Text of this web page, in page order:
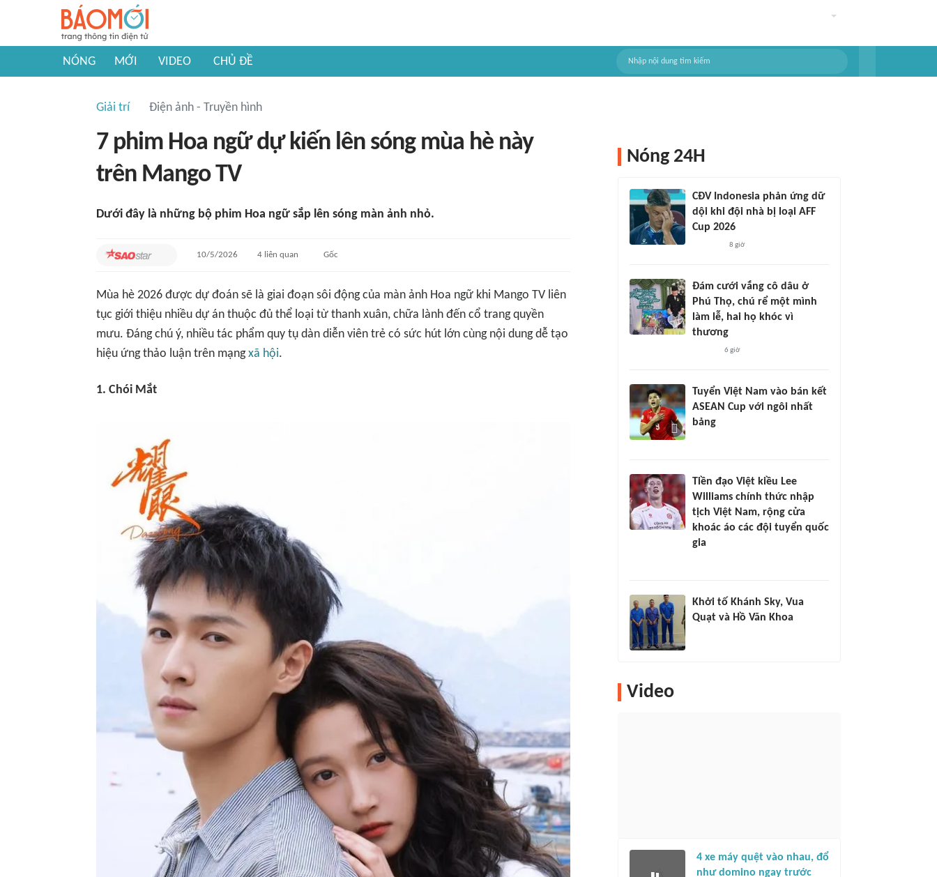
NÓNG MỚI VIDEO CHỦ ĐỀ
Giải trí Điện ảnh - Truyền hình
7 phim Hoa ngữ dự kiến lên sóng mùa hè này
trên Mango TV
Dưới đây là những bộ phim Hoa ngữ sắp lên sóng màn ảnh nhỏ.
10/5/2026 4liên quan Gốc
Mùa hè 2026 được dự đoán sẽ là giai đoạn sôi động của màn ảnh Hoa ngữ khi Mango TV liên
tục giới thiệu nhiều dự án thuộc đủ thể loại từ thanh xuân, chữa lành đến cổ trang quyền
mưu. Đáng chú ý, nhiều tác phẩm quy tụ dàn diễn viên trẻ có sức hút lớn cùng nội dung dễ tạo
hiệu ứng thảo luận trên mạngxã hội.
1. Chói Mắt
Nóng 24H
CĐV Indonesia phản ứng dữ
dội khi đội nhà bị loại AFF
Cup 2026
8 giờ
Đám cưới vắng cô dâu ở
Phú Thọ, chú rể một mình
làm lễ, hai họ khóc vì
thương
6 giờ
Tuyển Việt Nam vào bán kết
ASEAN Cup với ngôi nhất
bảng
Tiền đạo Việt kiều Lee
Williams chính thức nhập
tịch Việt Nam, rộng cửa
khoác áo các đội tuyển quốc
gia
Khởi tố Khánh Sky, Vua
Quạt và Hồ Văn Khoa
Video
4 xe máy quệt vào nhau, đổ
như domino ngay trước